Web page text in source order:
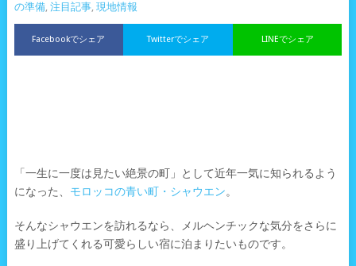
の準備, 注目記事, 現地情報
Facebookでシェア LINEでシェア
Twitterでシェア
「一生に一度は見たい絶景の町」として近年一気に知られるよう
になった、 モロッコの青い町・シャウエン。
そんなシャウエンを訪れるなら、メルヘンチックな気分をさらに
盛り上げてくれる可愛らしい宿に泊まりたいものです。